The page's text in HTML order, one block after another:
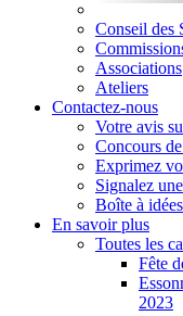
Conseil des
Associations
Ateliers
Contactez-nous
Votre avis
Concours
Exprimez
Signalez
Boîte à idées
En savoir plus
Toutes les
Fête
2023